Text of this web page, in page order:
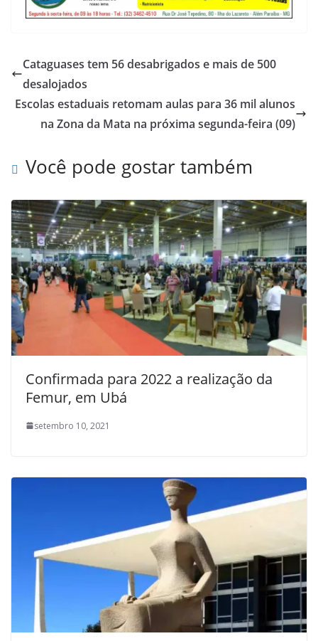
Cataguases tem 56 desabrigados e mais de 500
desalojados
Escolas estaduais retomam aulas para 36 mil alunos
na Zona da Mata na próxima segunda-feira (09)
Você pode gostar também
Confirmada para 2022 a realização da
Femur, em Ubá
setembro 10, 2021